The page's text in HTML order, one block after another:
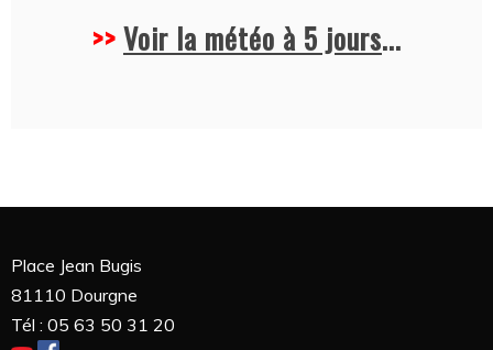
>>Voir la météo à 5 jours...
Place Jean Bugis
81110 Dourgne
Tél : 05 63 50 31 20